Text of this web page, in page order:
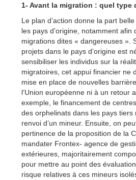
1- Avant la migration : quel type
Le plan d’action donne la part
les pays d’origine, notamment afin
migrations dites « dangereuses ».
projets dans le pays d’origine est
sensibiliser les individus sur la
migratoires, cet appui financier ne
mise en place de nouvelles
l‘Union européenne ni à un retour
exemple, le financement de
des orphelinats dans les pays tiers
renvoi d’un mineur. Ensuite, on
pertinence de la proposition de la
mandater Frontex- agence de
extérieures, majoritairement
pour mettre au point des
risque relatives à ces mineurs